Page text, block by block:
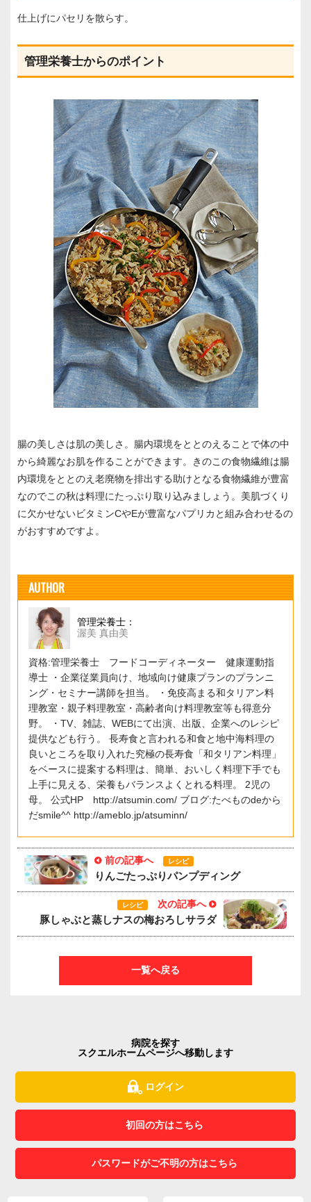
仕上げにパセリを散らす。
管理栄養士からのポイント
腸の美しさは肌の美しさ。腸内環境をととのえることで体の中
から綺麗なお肌を作ることができます。きのこの食物繊維は腸
内環境をととのえ老廃物を排出する助けとなる食物繊維が豊富
なのでこの秋は料理にたっぷり取り込みましょう。美肌づくり
に欠かせないビタミンCやEが豊富なパプリカと組み合わせるの
がおすすめですよ。
AUTHOR
管理栄養士：
渥美 真由美
資格:管理栄養士 フードコーディネーター 健康運動指
導士 ・企業従業員向け、地域向け健康プランのプランニ
ング・セミナー講師を担当。 ・免疫高まる和タリアン料
理教室・親子料理教室・高齢者向け料理教室等も得意分
野。 ・TV、雑誌、WEBにて出演、出版、企業へのレシピ
提供なども行う。 長寿食と言われる和食と地中海料理の
良いところを取り入れた究極の長寿食「和タリアン料理」
をベースに提案する料理は、簡単、おいしく料理下手でも
上手に見える、栄養もバランスよくとれる料理。 2児の
母。 公式HP http://atsumin.com/ ブログ:たべものdeから
だsmile^^ http://ameblo.jp/atsuminn/
前の記事へ レシピ
りんごたっぷりパンプディング
レシピ 次の記事へ
豚しゃぶと蒸しナスの梅おろしサラダ
一覧へ戻る
病院を探す
スクエルホームページへ移動します
ログイン
初回の方はこちら
パスワードがご不明の方はこちら